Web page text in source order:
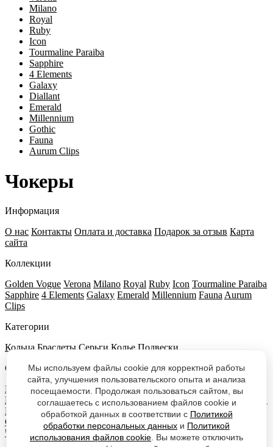
Milano
Royal
Ruby
Icon
Tourmaline Paraiba
Sapphire
4 Elements
Galaxy
Diallant
Emerald
Millennium
Gothic
Fauna
Aurum Clips
Чокеры
Информация
О нас Контакты Оплата и доставка Подарок за отзыв Карта
сайта
Коллекции
Golden Vogue Verona Milano Royal Ruby Icon Tourmaline Paraiba
Sapphire 4 Elements Galaxy Emerald Millennium Fauna Aurum
Clips
Категории
Кольца Браслеты Серьги Колье Подвески
Салоны VOITKO
Москва, Новый Арбат, 32 Москва, аэропорт «Шереметьево»
Москва, аэропорт «Домодедово» Москва, аэропорт «Внуково»
Москва, ТЦ АФИМОЛЛ-Сити Санкт Петербург, Отель Azimut
Сити
Казань Екатеринбург Нижний Новгород Сочи
Челябинск Симферополь Новосибирск Уфа Красноярск
Мы используем файлы cookie для корректной работы
сайта, улучшения пользовательского опыта и анализа
посещаемости. Продолжая пользоваться сайтом, вы
соглашаетесь с использованием файлов cookie и
обработкой данных в соответствии с Политикой
обработки персональных данных и Политикой
использования файлов cookie . Вы можете отключить